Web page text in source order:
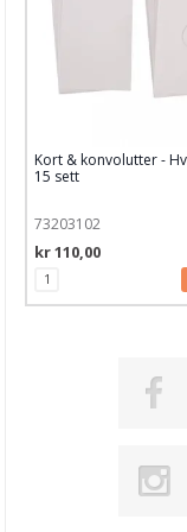
Søte babykort
Solo Goya Acrylic Paint
HOBBYGLADE
Årets julekalendere
Dies sett fra
Håndlaget papir
Kort & konvolutter -
15 sett
73203102
kr 110,00